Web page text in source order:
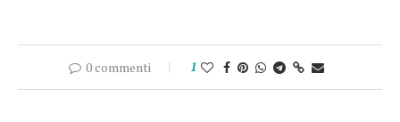
0 commenti 1